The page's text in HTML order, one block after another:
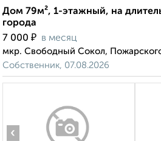
Дом 79м², 1-этажный, на
города
7 000 ₽ в месяц
мкр. Свободный Сокол,
Собственник, 07.08.2026
‹